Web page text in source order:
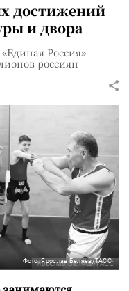
достижений
и двора
Россия»
россиян
Фото: Ярослав Беляев/ТАСС